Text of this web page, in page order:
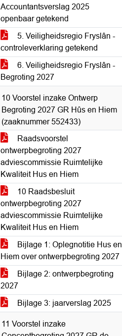
Accountantsverslag 2025
openbaar getekend
5. Veiligheidsregio Fryslân -
controleverklaring getekend
6. Veiligheidsregio Fryslân -
Begroting 2027
10 Voorstel inzake Ontwerp
Begroting 2027 GR Hûs en Hiem
(zaaknummer 552433)
Raadsvoorstel
ontwerpbegroting 2027
adviescommissie Ruimtelijke
Kwaliteit Hus en Hiem
10 Raadsbesluit
ontwerpbegroting 2027
adviescommissie Ruimtelijke
Kwaliteit Hus en Hiem
Bijlage 1: Oplegnotitie Hus en
Hiem over ontwerpbegroting 2027
Bijlage 2: ontwerpbegroting
2027
Bijlage 3: jaarverslag 2025
11 Voorstel inzake